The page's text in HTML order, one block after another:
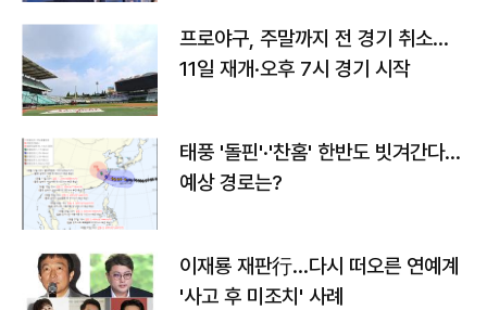
프로야구, 주말까지 전 경기 취소…
11일 재개·오후 7시 경기 시작
태풍 '돌핀'·'찬홈' 한반도 빗겨간다…
예상 경로는?
이재룡 재판行…다시 떠오른 연예계
'사고 후 미조치' 사례